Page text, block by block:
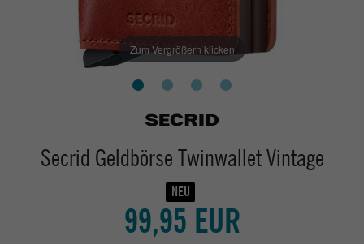
Zum Vergrößern klicken
Secrid Geldbörse Twinwallet Vintage
NEU
99,95 EUR